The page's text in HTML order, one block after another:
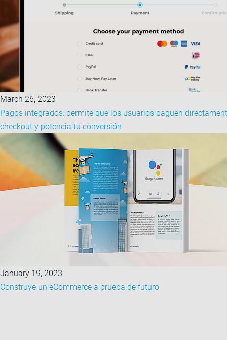
March 26, 2023
Pagos integrados: permite que los usuarios paguen
checkout y potencia tu conversión
January 19, 2023
Construye un eCommerce a prueba de futuro